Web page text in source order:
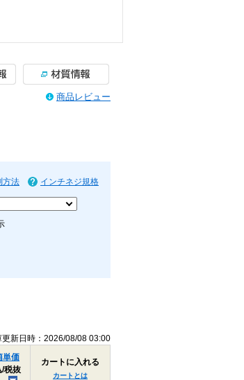
商品レビュー
方法 インチネジ規格
更新日時：2026/08/08 03:00
単価
/税抜
カートに入れる
カートとは